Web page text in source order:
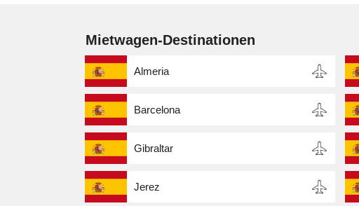
Mietwagen-Destinationen
Almeria
Barcelona
Gibraltar
Jerez